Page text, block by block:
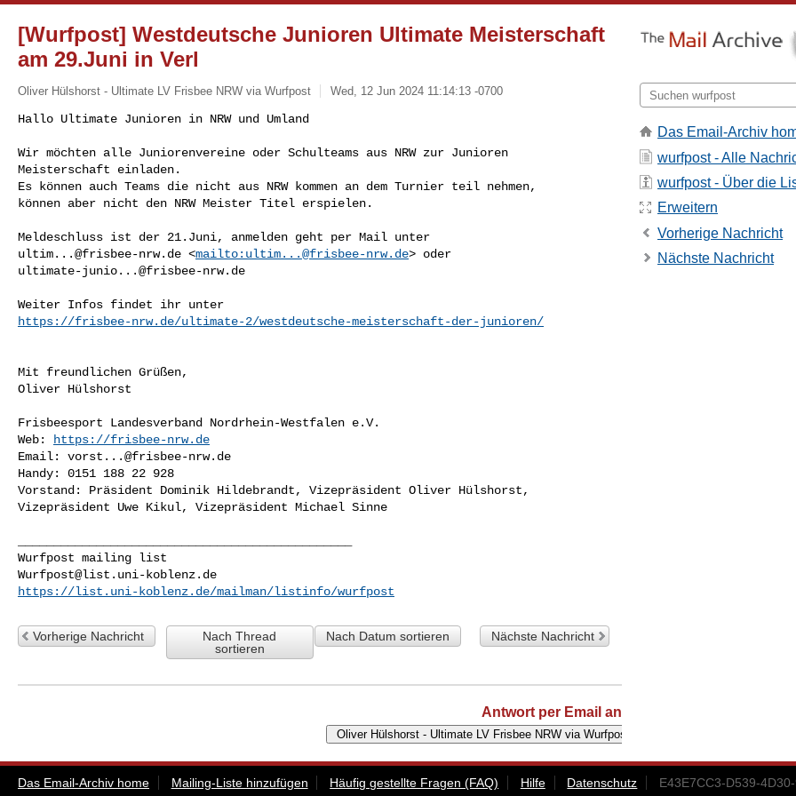
[Wurfpost] Westdeutsche Junioren Ultimate Meisterschaft
am 29.Juni in Verl
Oliver Hülshorst - Ultimate LV Frisbee NRW via Wurfpost Wed, 12 Jun 2024 11:14:13 -0700
Hallo Ultimate Junioren in NRW und Umland
Wir möchten alle Juniorenvereine oder Schulteams aus NRW zur Junioren
Meisterschaft einladen.
Es können auch Teams die nicht aus NRW kommen an dem Turnier teil nehmen,
können aber nicht den NRW Meister Titel erspielen.
ultim...@frisbee-nrw.de <mailto: ultim...@frisbee-nrw.de
ultimate-junio...@frisbee-nrw.de
https://frisbee-nrw.de/ultimate-2/westdeutsche-meisterschaft-der-junioren/
Mit freundlichen Grüßen,
Oliver Hülshorst
Frisbeesport Landesverband Nordrhein-Westfalen e.V.
Web:
https://frisbee-nrw.de
Email: vorst...@frisbee-nrw.de
Handy: 0151 188 22 928
Vorstand: Präsident Dominik Hildebrandt, Vizepräsident Oliver Hülshorst,
Vizepräsident Uwe Kikul, Vizepräsident Michael Sinne
Wurfpost@list.uni-koblenz.de
https://list.uni-koblenz.de/mailman/listinfo/wurfpost
Vorherige Nachricht
Nach Thread
sortieren
Nach Datum sortieren Nächste Nachricht
Antwort per Email an
Das Email-Archiv
wurfpost - Alle
wurfpost - Über die
Erweitern
Vorherige Nachricht
Nächste Nachricht
Das Email-Archiv home Mailing-Liste hinzufügen Häufig gestellte Fragen (FAQ) Hilfe Datenschutz E43E7CC3-D539-